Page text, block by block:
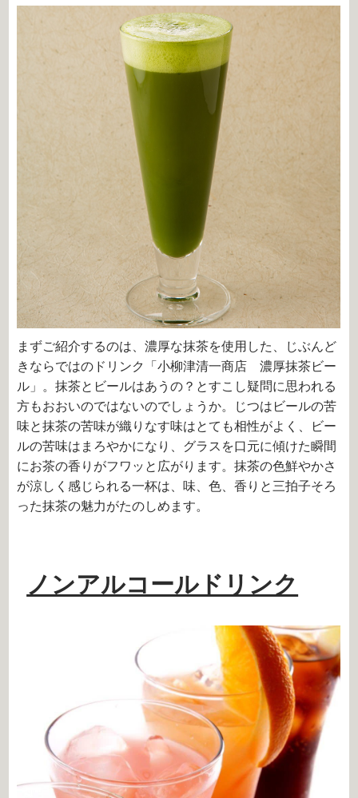
まずご紹介するのは、濃厚な抹茶を使用した、じぶんど
きならではのドリンク「小柳津清一商店 濃厚抹茶ビー
ル」。抹茶とビールはあうの？とすこし疑問に思われる
方もおおいのではないのでしょうか。じつはビールの苦
味と抹茶の苦味が織りなす味はとても相性がよく、ビー
ルの苦味はまろやかになり、グラスを口元に傾けた瞬間
にお茶の香りがフワッと広がります。抹茶の色鮮やかさ
が涼しく感じられる一杯は、味、色、香りと三拍子そろ
った抹茶の魅力がたのしめます。
ノンアルコールドリンク